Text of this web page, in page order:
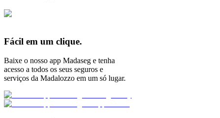
Fácil em um clique.
Baixe o nosso app Madaseg e tenha
acesso a todos os seus seguros e
serviços da Madalozzo em um só lugar.